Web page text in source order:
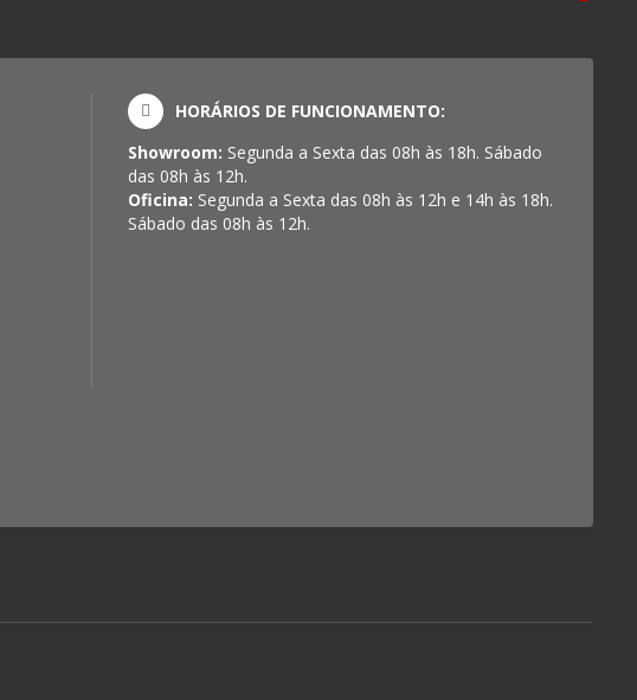
HORÁRIOS DE FUNCIONAMENTO:
Showroom: Segunda a Sexta das 08h às 18h. Sábado
das 08h às 12h.
Oficina: Segunda a Sexta das 08h às 12h e 14h às 18h.
Sábado das 08h às 12h.